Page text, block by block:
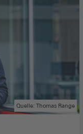
Quelle: Thomas Range